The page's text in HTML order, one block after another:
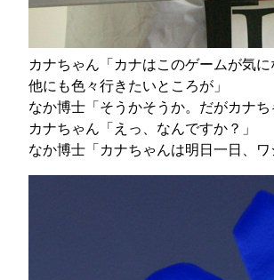
カナちゃん「カナはこのゲームが気に
他にも色々行きたいところが」
なか博士「そうかそうか。だがカナち
カナちゃん「えっ、なんですか？」
なか博士「カナちゃんは明日一日、ワ